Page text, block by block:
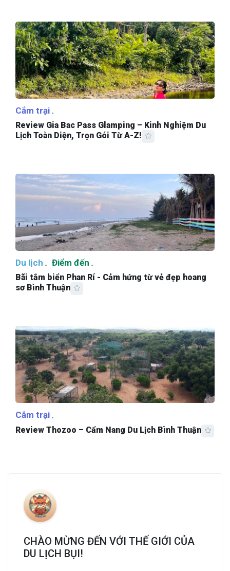
Cắm trại
Review Gia Bac Pass Glamping – Kinh Nghiệm Du
Lịch Toàn Diện, Trọn Gói Từ A-Z!
Du lịch Điểm đến
Bãi tắm biển Phan Rí - Cảm hứng từ vẻ đẹp hoang
sơ Bình Thuận
Cắm trại
Review Thozoo – Cẩm Nang Du Lịch Bình Thuận
CHÀO MỪNG ĐẾN VỚI THẾ GIỚI CỦA
DU LỊCH BỤI!